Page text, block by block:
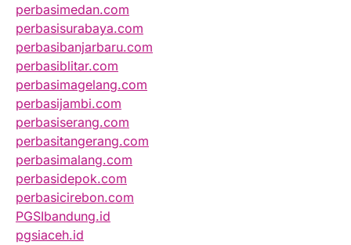
perbasimedan.com
perbasisurabaya.com
perbasibanjarbaru.com
perbasiblitar.com
perbasimagelang.com
perbasijambi.com
perbasiserang.com
perbasitangerang.com
perbasimalang.com
perbasidepok.com
perbasicirebon.com
PGSIbandung.id
pgsiaceh.id